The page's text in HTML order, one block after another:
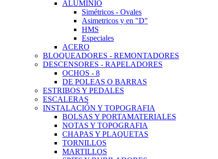
ALUMINIO
Simétricos - Ovales
Asimetricos y en "D"
HMS
Especiales
ACERO
BLOQUEADORES - REMONTADORES
DESCENSORES - RAPELADORES
OCHOS - 8
DE POLEAS O BARRAS
ESTRIBOS Y PEDALES
ESCALERAS
INSTALACIÓN Y TOPOGRAFIA
BOLSAS Y PORTAMATERIALES
NOTAS Y TOPOGRAFIA
CHAPAS Y PLAQUETAS
TORNILLOS
MARTILLOS